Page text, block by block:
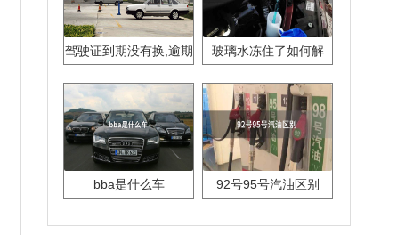
驾驶证到期没有换,逾期
玻璃水冻住了如何解
bba是什么车 92号95号汽油区别